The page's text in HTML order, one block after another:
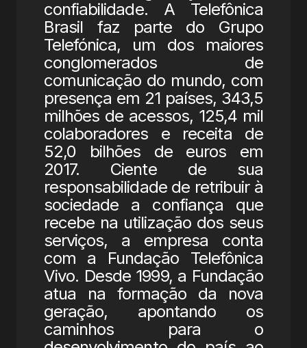
confiabilidade. A Telefônica
Brasil faz parte do Grupo
Telefónica, um dos maiores
conglomerados de
comunicação do mundo, com
presença em 21 países, 343,5
milhões de acessos, 125,4 mil
colaboradores e receita de
52,0 bilhões de euros em
2017. Ciente de sua
responsabilidade de retribuir à
sociedade a confiança que
recebe na utilização dos seus
serviços, a empresa conta
com a Fundação Telefônica
Vivo. Desde 1999, a Fundação
atua na formação da nova
geração, apontando os
caminhos para o